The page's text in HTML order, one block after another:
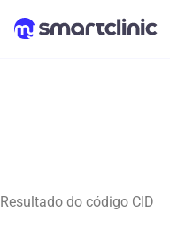
Resultado do código CID